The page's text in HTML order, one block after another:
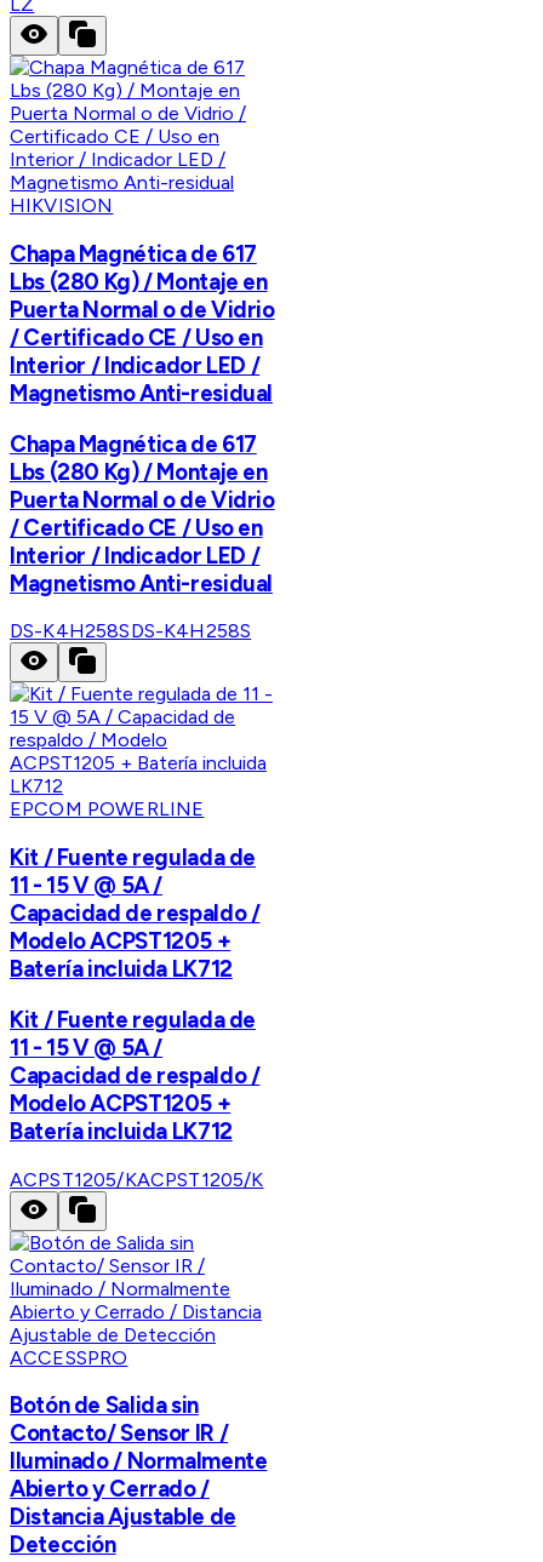
HIKVISION
Chapa Magnética de 617
Lbs (280 Kg) / Montaje en
Puerta Normal o de Vidrio
/ Certificado CE / Uso en
Interior / Indicador LED /
Magnetismo Anti-residual
Chapa Magnética de 617
Lbs (280 Kg) / Montaje en
Puerta Normal o de Vidrio
/ Certificado CE / Uso en
Interior / Indicador LED /
Magnetismo Anti-residual
DS-K4H258SDS-K4H258S
EPCOM POWERLINE
Kit / Fuente regulada de
11 - 15 V @ 5A /
Capacidad de respaldo /
Modelo ACPST1205 +
Batería incluida LK712
Kit / Fuente regulada de
11 - 15 V @ 5A /
Capacidad de respaldo /
Modelo ACPST1205 +
Batería incluida LK712
ACPST1205/KACPST1205/K
ACCESSPRO
Botón de Salida sin
Contacto/ Sensor IR /
Iluminado / Normalmente
Abierto y Cerrado /
Distancia Ajustable de
Detección